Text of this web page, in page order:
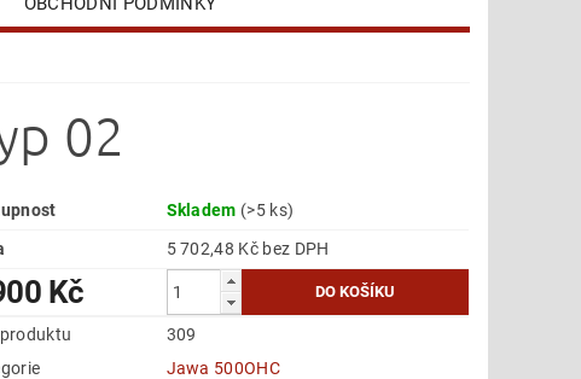
02
Skladem (>5 ks)
5 702,48 Kč bez DPH
Kč
309
Jawa 500OHC